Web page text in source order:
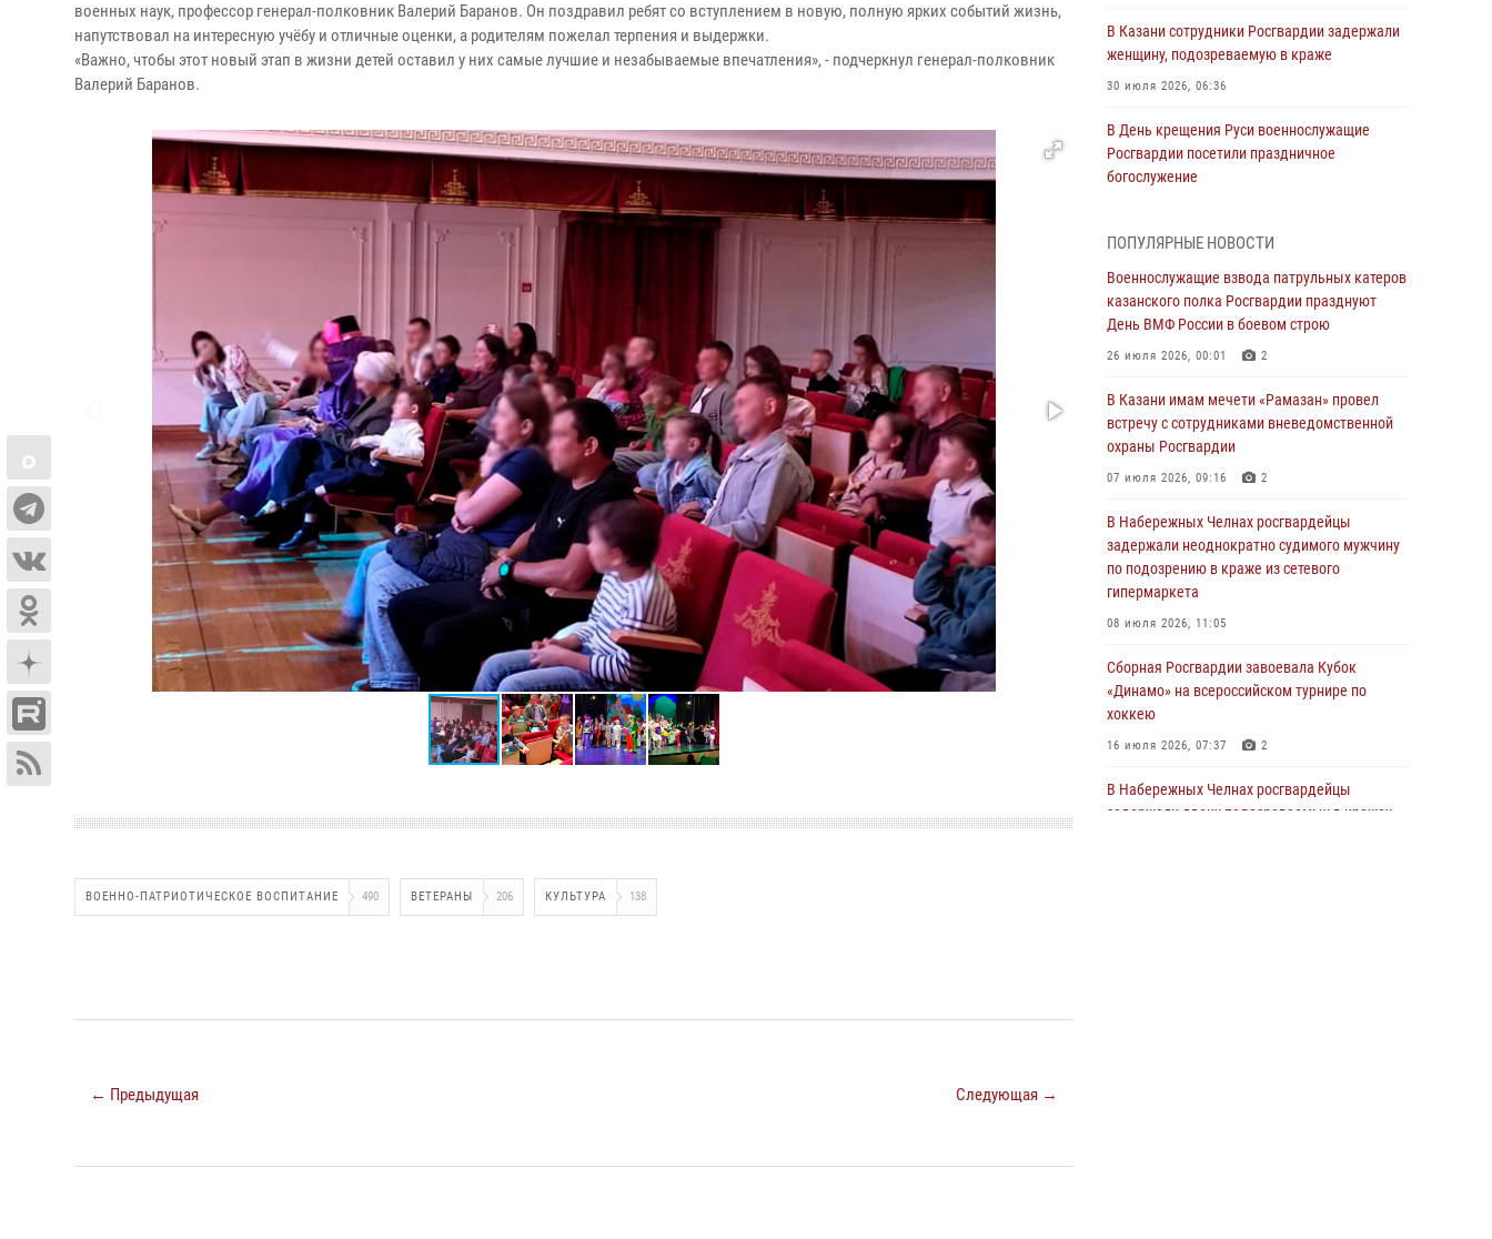
военных наук, профессор генерал-полковник Валерий Баранов. Он поздравил ребят со вступлением в новую, полную ярких событий жизнь,
напутствовал на интересную учёбу и отличные оценки, а родителям пожелал терпения и выдержки.
«Важно, чтобы этот новый этап в жизни детей оставил у них самые лучшие и незабываемые впечатления», - подчеркнул генерал-полковник
Валерий Баранов.
ВОЕННО-ПАТРИОТИЧЕСКОЕ ВОСПИТАНИЕ 490 ВЕТЕРАНЫ 206 КУЛЬТУРА 138
← Предыдущая Следующая →
В Казани сотрудники Росгвардии задержали
женщину, подозреваемую в краже
30 июля 2026, 06:36
В День крещения Руси военнослужащие
Росгвардии посетили праздничное
богослужение
Военнослужащие взвода патрульных катеров
казанского полка Росгвардии празднуют
День ВМФ России в боевом строю
26 июля 2026, 00:01 2
«бронзу» в окружном этапе конкурса
профессионального мастерства
24 июля 2026, 15:05
концерт певицы Кристины Соколовской
23 июля 2026, 10:22 2
В Нижнекамске сотрудники Росгвардии
задержали подозреваемого в краже
В Казани Росгвардия приняла участие в
обеспечении безопасности крестного хода и
освящения храма
ПОПУЛЯРНЫЕ НОВОСТИ
Военнослужащие взвода патрульных катеров
казанского полка Росгвардии празднуют
День ВМФ России в боевом строю
26 июля 2026, 00:01 2
В Казани имам мечети «Рамазан» провел
встречу с сотрудниками вневедомственной
охраны Росгвардии
07 июля 2026, 09:16 2
В Набережных Челнах росгвардейцы
задержали неоднократно судимого мужчину
по подозрению в краже из сетевого
гипермаркета
08 июля 2026, 11:05
Сборная Росгвардии завоевала Кубок
«Динамо» на всероссийском турнире по
хоккею
16 июля 2026, 07:37 2
В Набережных Челнах росгвардейцы
задержали двоих подозреваемых в кражах